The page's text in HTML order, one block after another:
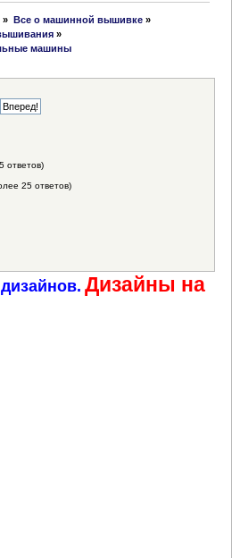
» Все о машинной вышивке»
»
машины
ответов)
25 ответов)
Дизайны на